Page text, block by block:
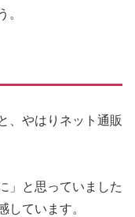
。
、やはりネット通販
」と思っていました
しています。